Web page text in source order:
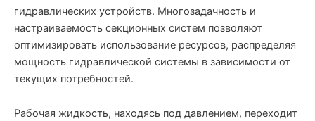
гидравлических устройств. Многозадачность и
настраиваемость секционных систем позволяют
оптимизировать использование ресурсов, распределяя
мощность гидравлической системы в зависимости от
текущих потребностей.
Рабочая жидкость, находясь под давлением, переходит